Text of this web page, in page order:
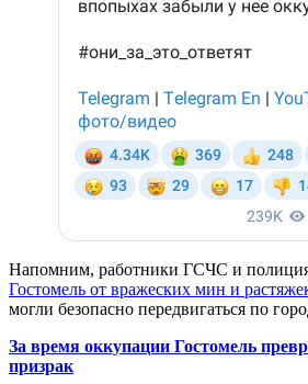
Напомним, работники ГСЧС и
Гостомель от вражеских мин и
могли безопасно передвигаться по
За время оккупации Гостомель
призрак